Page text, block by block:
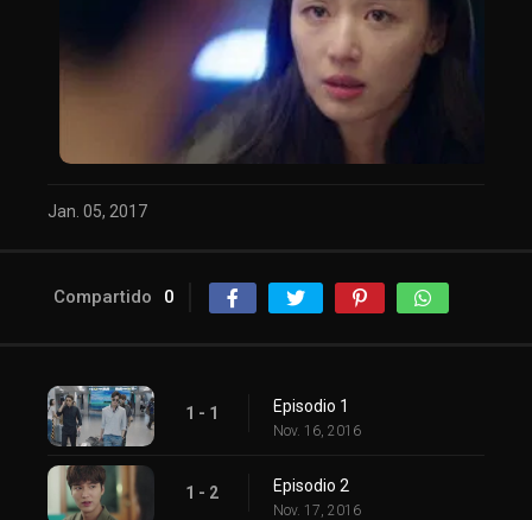
Jan. 05, 2017
Compartido 0
1 - 1 Episodio 1
Nov. 16, 2016
1 - 2 Episodio 2
Nov. 17, 2016